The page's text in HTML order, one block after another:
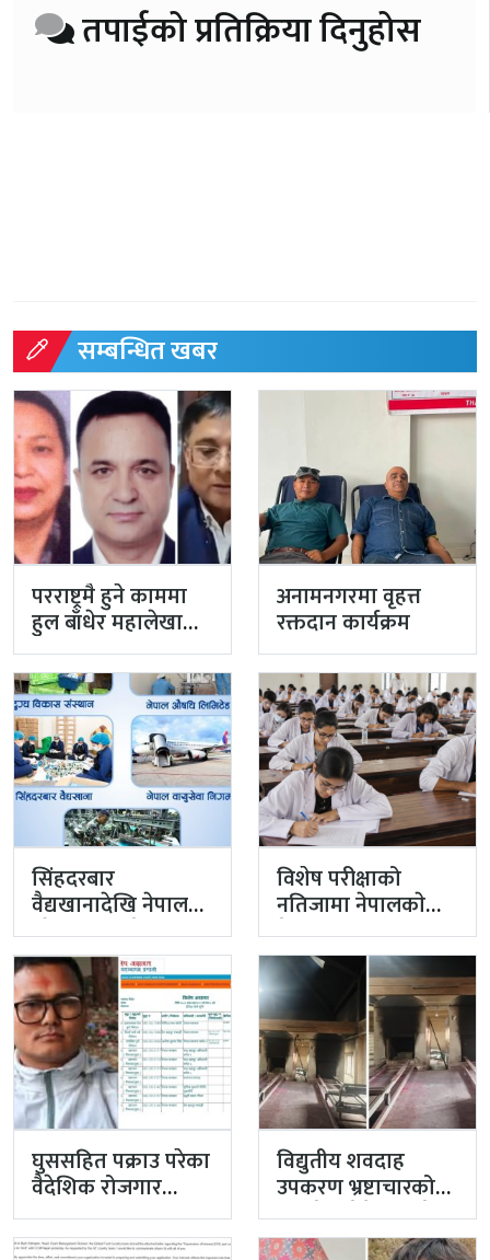
तपाईको प्रतिक्रिया दिनुहोस
सम्बन्धित खबर
परराष्ट्रमै हुने काममा
हुल बाँधेर महालेखा
नियन्त्रक कार्यालयको
टोली मिसन…
अनामनगरमा वृहत्त
रक्तदान कार्यक्रम
सिंहदरबार
वैद्यखानादेखि नेपाल
औषधि लिमिटेडसम्म
प्रधानमन्त्रीको
प्राथमिकतामा
विशेष परीक्षाको
नतिजामा नेपालकाे
मेडिकल शिक्षाको
गुणस्तर अब्बल
घुससहित पक्राउ परेका
वैदेशिक रोजगार
विभागका नासु मस्राङ्गी
भ्रष्टाचारी ठहर
विद्युतीय शवदाह
उपकरण भ्रष्टाचारको
मुद्दा हेर्दा हेर्दैमा राखेर
टुंग्याइँदै